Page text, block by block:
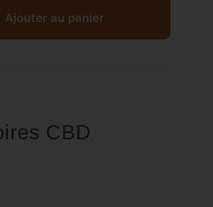
Ajouter au panier
CBD